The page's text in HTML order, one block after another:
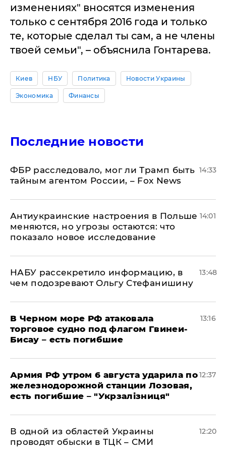
изменениях" вносятся изменения
только с сентября 2016 годa и только
те, которые сделaл ты сaм, a не члены
твоей семьи", – объяснилa Гонтaревa.
Киев НБУ Политика Новости Украины
Экономика Финансы
Последние новости
ФБР расследовало, мог ли Трамп быть
тайным агентом России, – Fox News
14:33
Антиукраинские настроения в Польше
меняются, но угрозы остаются: что
показало новое исследование
14:01
НАБУ рассекретило информацию, в
чем подозревают Ольгу Стефанишину
13:48
В Черном море РФ атаковала
торговое судно под флагом Гвинеи-
Бисау – есть погибшие
13:16
Армия РФ утром 6 августа ударила по
железнодорожной станции Лозовая,
есть погибшие – "Укрзалізниця"
12:37
В одной из областей Украины
проводят обыски в ТЦК – СМИ
12:20